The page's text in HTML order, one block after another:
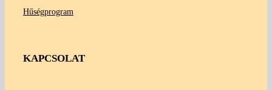
Hűségprogram
KAPCSOLAT